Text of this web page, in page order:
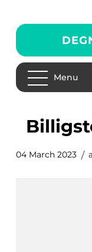
Menu
04 March 2023